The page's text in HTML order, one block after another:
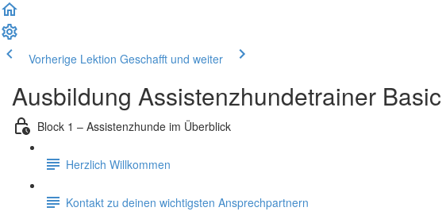
Vorherige Lektion Geschafft und weiter
Ausbildung Assistenzhundetrainer Basic
Block 1 – Assistenzhunde im Überblick
Herzlich Willkommen
Kontakt zu deinen wichtigsten Ansprechpartnern